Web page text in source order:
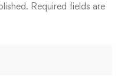
Required fields are